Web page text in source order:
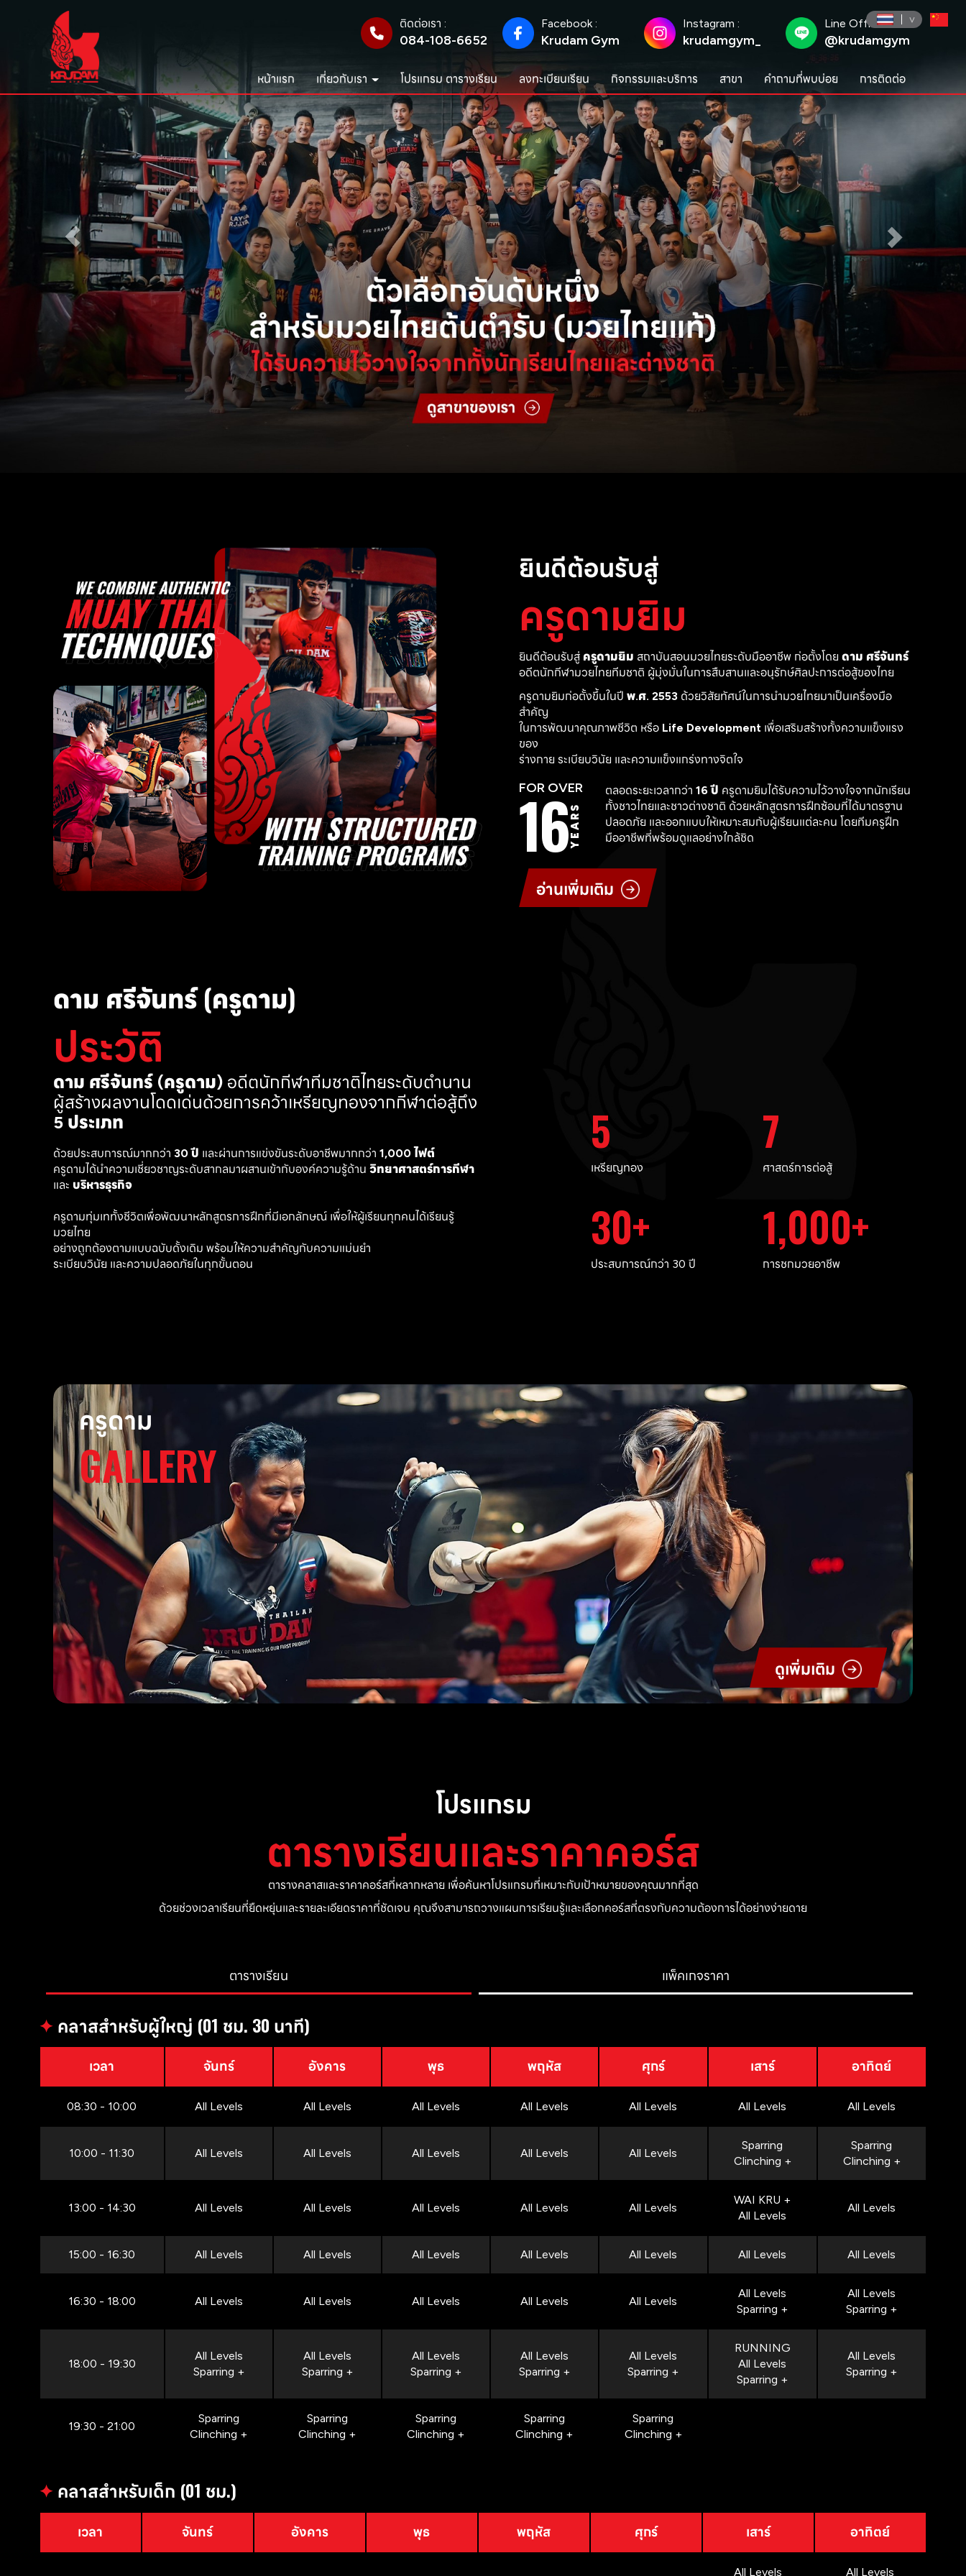
ติดต่อเรา :
084-108-6652
Facebook :
Krudam Gym
Instagram :
krudamgym_
Line Official :
@krudamgym
หน้าแรก เกี่ยวกับเรา โปรแกรม ตารางเรียน ลงทะเบียนเรียน กิจกรรมและบริการ สาขา คำถามที่พบบ่อย การติดต่อ
ยินดีต้อนรับสู่
ครูดามยิม
ยินดีต้อนรับสู่ ครูดามยิม สถาบันสอนมวยไทยระดับมืออาชีพ ก่อตั้งโดย ดาม ศรีจันทร์
อดีตนักกีฬามวยไทยทีมชาติ ผู้มุ่งมั่นในการสืบสานและอนุรักษ์ศิลปะการต่อสู้ของไทย
ครูดามยิมก่อตั้งขึ้นในปี พ.ศ. 2553 ด้วยวิสัยทัศน์ในการนำมวยไทยมาเป็นเครื่องมือ
สำคัญ
ในการพัฒนาคุณภาพชีวิต หรือ Life Development เพื่อเสริมสร้างทั้งความแข็งแรง
ของ
ร่างกาย ระเบียบวินัย และความแข็งแกร่งทางจิตใจ
FOR OVER
16YEARS
ตลอดระยะเวลากว่า 16 ปี ครูดามยิมได้รับความไว้วางใจจากนักเรียน
ทั้งชาวไทยและชาวต่างชาติ ด้วยหลักสูตรการฝึกซ้อมที่ได้มาตรฐาน
ปลอดภัย และออกแบบให้เหมาะสมกับผู้เรียนแต่ละคน โดยทีมครูฝึก
มืออาชีพที่พร้อมดูแลอย่างใกล้ชิด
อ่านเพิ่มเติม
ดาม ศรีจันทร์ (ครูดาม)
ประวัติ
ดาม ศรีจันทร์ (ครูดาม) อดีตนักกีฬาทีมชาติไทยระดับตำนาน
ผู้สร้างผลงานโดดเด่นด้วยการคว้าเหรียญทองจากกีฬาต่อสู้ถึง
5 ประเภท
ด้วยประสบการณ์มากกว่า 30 ปี และผ่านการแข่งขันระดับอาชีพมากกว่า 1,000 ไฟต์
ครูดามได้นำความเชี่ยวชาญระดับสากลมาผสานเข้ากับองค์ความรู้ด้าน วิทยาศาสตร์การกีฬา
และ บริหารธุรกิจ
ครูดามทุ่มเททั้งชีวิตเพื่อพัฒนาหลักสูตรการฝึกที่มีเอกลักษณ์ เพื่อให้ผู้เรียนทุกคนได้เรียนรู้
มวยไทย
อย่างถูกต้องตามแบบฉบับดั้งเดิม พร้อมให้ความสำคัญกับความแม่นยำ
ระเบียบวินัย และความปลอดภัยในทุกขั้นตอน
5
เหรียญทอง
7
ศาสตร์การต่อสู้
30
ประสบการณ์กว่า 30 ปี
1,000
การชกมวยอาชีพ
ครูดาม
GALLERY
ดูเพิ่มเติม
โปรแกรม
ตารางเรียนและราคาคอร์ส
ตารางคลาสและราคาคอร์สที่หลากหลาย เพื่อค้นหาโปรแกรมที่เหมาะกับเป้าหมายของคุณมากที่สุด
ด้วยช่วงเวลาเรียนที่ยืดหยุ่นและรายละเอียดราคาที่ชัดเจน คุณจึงสามารถวางแผนการเรียนรู้และเลือกคอร์สที่ตรงกับความต้องการได้อย่างง่ายดาย
ตารางเรียน แพ็คเกจราคา
✦คลาสสำหรับผู้ใหญ่ (01 ชม. 30 นาที)
เวลา จันทร์ อังคาร พุธ พฤหัส ศุกร์ เสาร์ อาทิตย์
08:30 - 10:00 All Levels All Levels All Levels All Levels All Levels All Levels All Levels
10:00 - 11:30 All Levels All Levels All Levels All Levels All Levels
Sparring
Clinching +
Sparring
Clinching +
13:00 - 14:30 All Levels All Levels All Levels All Levels All Levels
WAI KRU +
All Levels
All Levels
15:00 - 16:30 All Levels All Levels All Levels All Levels All Levels All Levels All Levels
16:30 - 18:00 All Levels All Levels All Levels All Levels All Levels
All Levels
Sparring +
All Levels
Sparring +
18:00 - 19:30
All Levels
Sparring +
All Levels
Sparring +
All Levels
Sparring +
All Levels
Sparring +
All Levels
Sparring +
RUNNING
All Levels
Sparring +
All Levels
Sparring +
19:30 - 21:00
Sparring
Clinching +
Sparring
Clinching +
Sparring
Clinching +
Sparring
Clinching +
Sparring
Clinching +
✦คลาสสำหรับเด็ก (01 ชม.)
เวลา จันทร์ อังคาร พุธ พฤหัส ศุกร์ เสาร์ อาทิตย์
All Levels All Levels